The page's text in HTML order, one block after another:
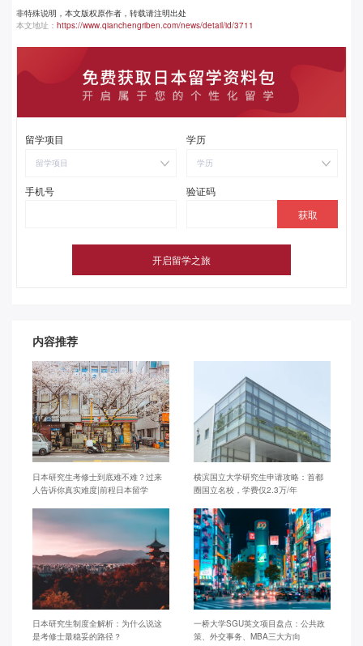
非特殊说明，本文版权原作者，转载请注明出处
本文地址： https://www.qianchengriben.com/news/detail/id/3711
留学项目
留学项目
学历
学历
手机号 验证码
内容推荐
日本研究生考修士到底难不难？过来
人告诉你真实难度|前程日本留学
横滨国立大学研究生申请攻略：首都
圈国立名校，学费仅2.3万/年
日本研究生制度全解析：为什么说这
是考修士最稳妥的路径？
一桥大学SGU英文项目盘点：公共政
策、外交事务、MBA三大方向